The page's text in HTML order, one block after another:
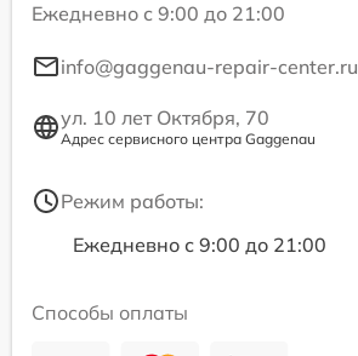
Ежедневно с 9:00 до 21:00
info@gaggenau-repair-center.ru
ул. 10 лет Октября, 70
Адрес сервисного центра Gaggenau
Режим работы:
Ежедневно с 9:00 до 21:00
Способы оплаты